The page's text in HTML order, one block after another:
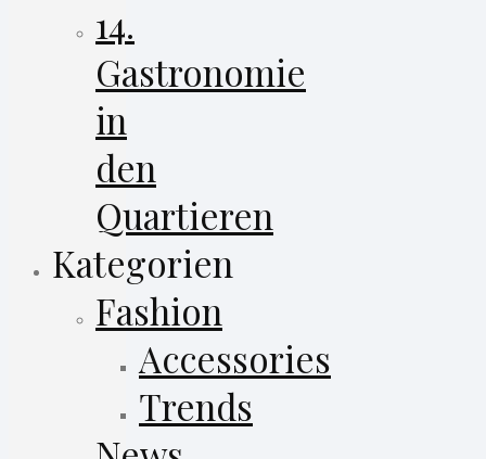
14.
Gastronomie
in
den
Quartieren
Kategorien
Fashion
Accessories
Trends